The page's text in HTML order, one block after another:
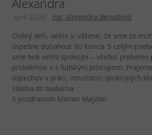
Ing. Alexandra Bernátová
apríl 2026
Dobrý deň, veľmi si vážime, že sme to
úspešne dotiahnuť do konca. S celým
sme boli veľmi spokojní – všetko prebehlo
problémov a s ľudským prístupom.
úspechov v práci, množstvo spokojných
šťastia do budúcna.
S pozdravom Marian Majzlan